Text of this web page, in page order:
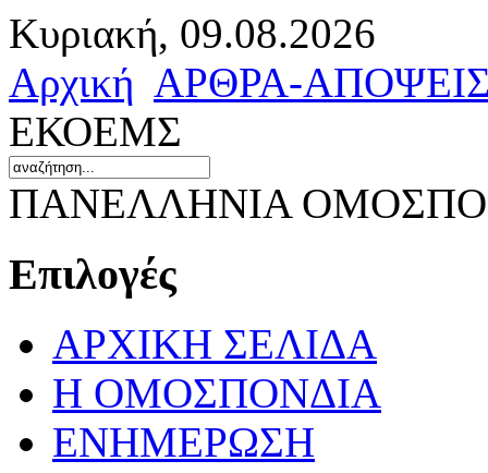
Κυριακή, 09.08.2026
Αρχική ΑΡΘΡΑ-
ΕΚΟΕΜΣ
ΠΑΝΕΛΛΗΝΙΑ
Επιλογές
ΑΡΧΙΚΗ ΣΕΛΙΔΑ
Η ΟΜΟΣΠΟΝΔΙΑ
ΕΝΗΜΕΡΩΣΗ